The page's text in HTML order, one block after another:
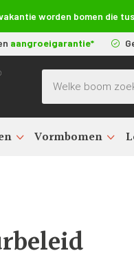
worden bomen die
Producten zoeken
Vormbomen
aangroeigarantie*